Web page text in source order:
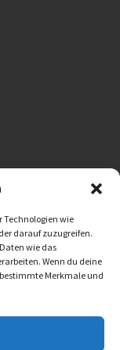
Technologien wie
darauf zuzugreifen.
wie das
Wenn du deine
Merkmale und